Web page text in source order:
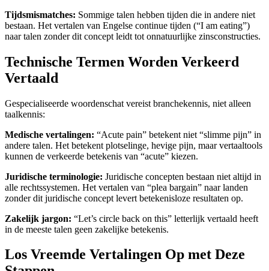
Tijdsmismatches: Sommige talen hebben tijden die in andere niet
bestaan. Het vertalen van Engelse continue tijden (“I am eating”)
naar talen zonder dit concept leidt tot onnatuurlijke zinsconstructies.
Technische Termen Worden Verkeerd
Vertaald
Gespecialiseerde woordenschat vereist branchekennis, niet alleen
taalkennis:
Medische vertalingen: “Acute pain” betekent niet “slimme pijn” in
andere talen. Het betekent plotselinge, hevige pijn, maar vertaaltools
kunnen de verkeerde betekenis van “acute” kiezen.
Juridische terminologie: Juridische concepten bestaan niet altijd in
alle rechtssystemen. Het vertalen van “plea bargain” naar landen
zonder dit juridische concept levert betekenisloze resultaten op.
Zakelijk jargon: “Let’s circle back on this” letterlijk vertaald heeft
in de meeste talen geen zakelijke betekenis.
Los Vreemde Vertalingen Op met Deze